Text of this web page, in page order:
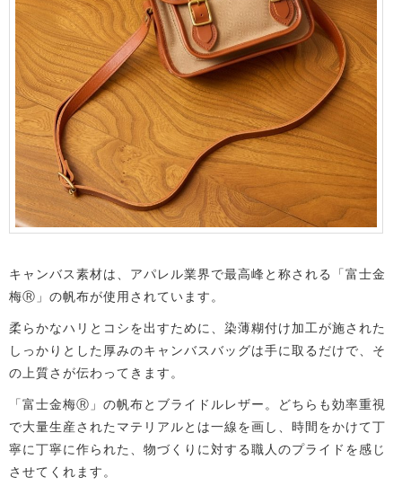
キャンバス素材は、アパレル業界で最高峰と称される「富士金
梅Ⓡ」の帆布が使用されています。
柔らかなハリとコシを出すために、染薄糊付け加工が施された
しっかりとした厚みのキャンバスバッグは手に取るだけで、そ
の上質さが伝わってきます。
「富士金梅Ⓡ」の帆布とブライドルレザー。どちらも効率重視
で大量生産されたマテリアルとは一線を画し、時間をかけて丁
寧に丁寧に作られた、物づくりに対する職人のプライドを感じ
させてくれます。